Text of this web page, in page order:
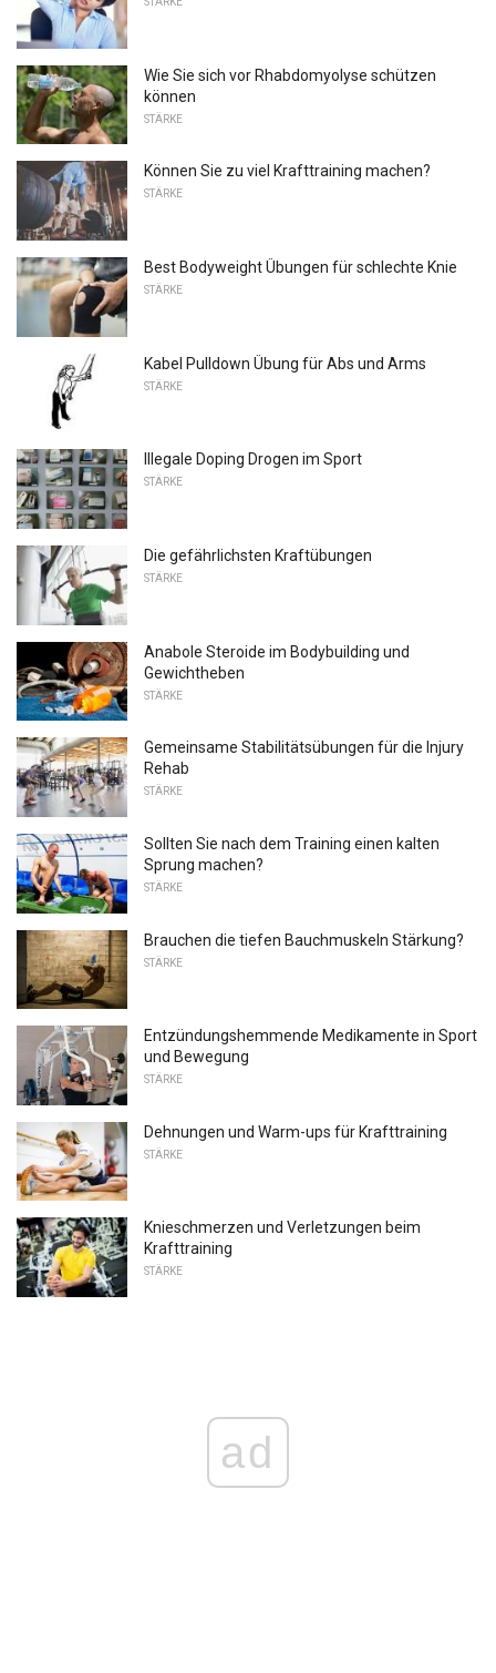
Wie Sie sich vor Rhabdomyolyse schützen
können
STÄRKE
Können Sie zu viel Krafttraining machen?
STÄRKE
Best Bodyweight Übungen für schlechte Knie
STÄRKE
Kabel Pulldown Übung für Abs und Arms
STÄRKE
Illegale Doping Drogen im Sport
STÄRKE
Die gefährlichsten Kraftübungen
STÄRKE
Anabole Steroide im Bodybuilding und
Gewichtheben
STÄRKE
Gemeinsame Stabilitätsübungen für die Injury
Rehab
STÄRKE
Sollten Sie nach dem Training einen kalten
Sprung machen?
STÄRKE
Brauchen die tiefen Bauchmuskeln Stärkung?
STÄRKE
Entzündungshemmende Medikamente in Sport
und Bewegung
STÄRKE
Dehnungen und Warm-ups für Krafttraining
STÄRKE
Knieschmerzen und Verletzungen beim
Krafttraining
STÄRKE
ad